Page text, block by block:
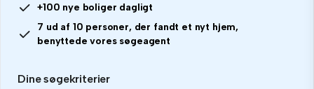
+100 nye boliger dagligt
7 ud af 10 personer, der fandt et nyt hjem,
benyttede vores søgeagent
Dine søgekriterier